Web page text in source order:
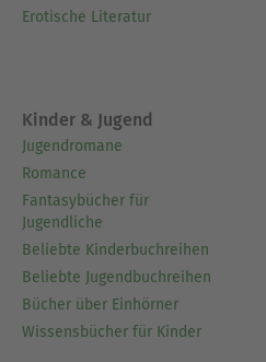
Erotische Literatur
Kinder & Jugend
Jugendromane
Romance
Fantasybücher für
Jugendliche
Beliebte Kinderbuchreihen
Beliebte Jugendbuchreihen
Bücher über Einhörner
Wissensbücher für Kinder